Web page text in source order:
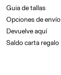
Guia de tallas
Opciones de envío
Devuelve aquí
Saldo carta regalo